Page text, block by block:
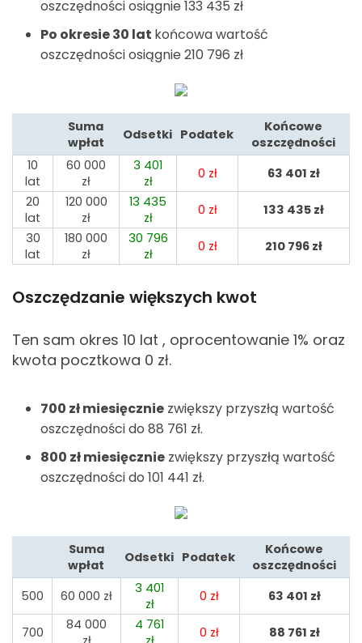
oszczędności osiągnie 133 435 zł
Po okresie 30 lat końcowa wartość
oszczędności osiągnie 210 796 zł
Suma
wpłat
Odsetki Podatek
Końcowe
oszczędności
10
lat
60 000
zł
3 401
zł
0 zł 63 401 zł
20
lat
120 000
zł
13 435
zł
0 zł 133 435 zł
30
lat
180 000
zł
30 796
zł
0 zł 210 796 zł
Oszczędzanie większych kwot
Ten sam okres 10 lat , oprocentowanie 1% oraz
kwota pocztkowa 0 zł.
700 zł miesięcznie zwiększy przyszłą wartość
oszczędności do 88 761 zł.
800 zł miesięcznie zwiększy przyszłą wartość
oszczędności do 101 441 zł.
Suma
wpłat
Odsetki Podatek
Końcowe
oszczędności
500
60 000 zł
3 401
zł
0 zł 63 401 zł
700
84 000
4 761
0 zł 88 761 zł